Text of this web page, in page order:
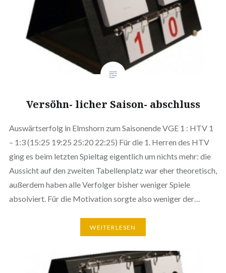
Versöhn- licher Saison- abschluss
Auswärtserfolg in Elmshorn zum Saisonende VGE 1 : HTV 1
– 1:3 (15:25 19:25 25:20 22:25) Für die 1. Herren des HTV
ging es beim letzten Spieltag eigentlich um nichts mehr: die
Aussicht auf den zweiten Tabellenplatz war eher theoretisch,
außerdem haben alle Verfolger bisher weniger Spiele
absolviert. Für die Motivation sorgte also weniger der…
WEITERLESEN